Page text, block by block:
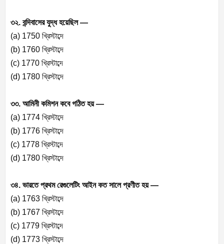
৩২. বন্দিবাসের যুদ্ধ হয়েছিল —
(a) 1750 খ্রিস্টাব্দে
(b) 1760 খ্রিস্টাব্দে
(c) 1770 খ্রিস্টাব্দে
(d) 1780 খ্রিস্টাব্দে
৩৩. আমিনী কমিশন কবে গঠিত হয় —
(a) 1774 খ্রিস্টাব্দে
(b) 1776 খ্রিস্টাব্দে
(c) 1778 খ্রিস্টাব্দে
(d) 1780 খ্রিস্টাব্দে
৩৪. ভারতে প্রথম রেগুলেটিং আইন কত সালে প্রণীত হয় —
(a) 1763 খ্রিস্টাব্দে
(b) 1767 খ্রিস্টাব্দে
(c) 1779 খ্রিস্টাব্দে
(d) 1773 খ্রিস্টাব্দে